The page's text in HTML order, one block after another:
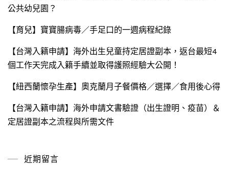
公共幼兒園？
【育兒】寶寶腸病毒／手足口的一週病程紀錄
【台灣入籍申請】海外出生兒童持定居證副本，返台最短4
個工作天完成入籍手續並取得護照經驗大公開！
【紐西蘭懷孕生產】奧克蘭月子餐價格／選擇／食用後心得
【台灣入籍申請】海外申請文書驗證（出生證明、疫苗）＆
定居證副本之流程與所需文件
近期留言